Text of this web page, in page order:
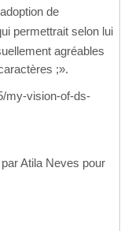
de
permettrait selon lui
agréables
;».
my-vision-of-ds-
Atila Neves pour